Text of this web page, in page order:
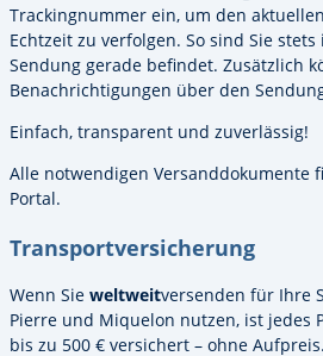
Trackingnummer ein, um den
Echtzeit zu verfolgen. So sind Sie
Sendung gerade befindet. Zusätzlich
Benachrichtigungen über den
Einfach, transparent und zuverlässig!
Alle notwendigen Versanddokumente
Portal.
Transportversicherung
Wenn Sie weltweitversenden für Ihre
Pierre und Miquelon nutzen, ist jedes
bis zu 500 € versichert – ohne